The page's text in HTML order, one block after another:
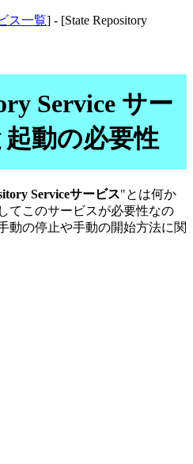
ス一覧] - [State Repository
Service サー
動の必要性
Serviceサービス"とは何か
てこのサービスが必要性なの
動の停止や手動の開始方法に関